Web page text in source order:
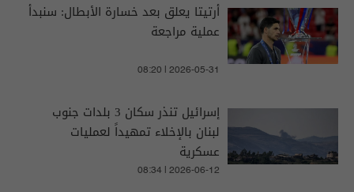
أرتيتا يعلق بعد خسارة الأبطال: سنبدأ
عملية مراجعة
08:20 | 2026-05-31
إسرائيل تنذر سكان 3 بلدات جنوب
لبنان بالإخلاء تمهيداً لعمليات
عسكرية
08:34 | 2026-06-12